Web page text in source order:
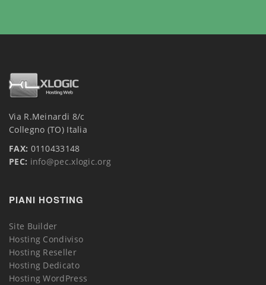
Via R.Meinardi 8/c
Collegno (TO) Italia
FAX: 0110433148
PEC: info@pec.xlogic.org
PIANI HOSTING
Site Builder
Hosting Condiviso
Hosting Reseller
Hosting Dedicato
Hosting WordPress